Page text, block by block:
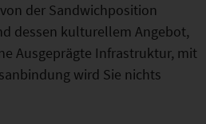
der Sandwichposition
dessen kulturellem Angebot,
Ausgeprägte Infrastruktur, mit
wird Sie nichts